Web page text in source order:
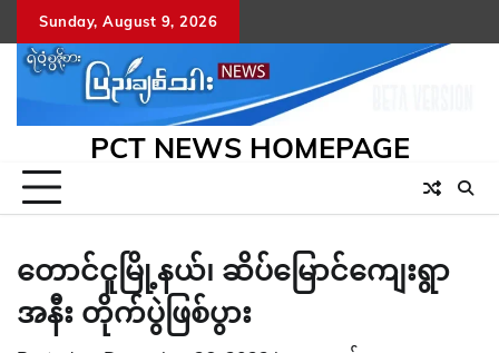
to
content
Sunday, August 9, 2026
PCT NEWS HOMEPAGE
တောင်ငူမြို့နယ်၊ ဆိပ်မြောင်ကျေးရွာ
အနီး တိုက်ပွဲဖြစ်ပွား